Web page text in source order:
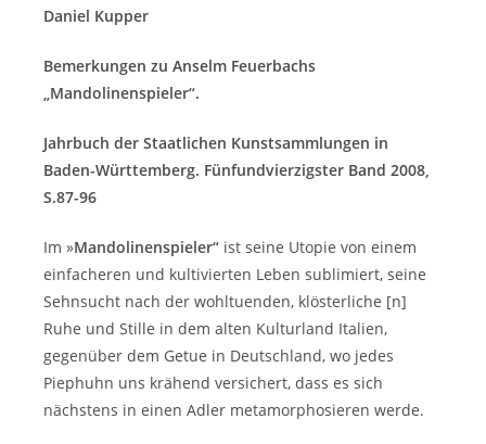
Daniel Kupper
Bemerkungen zu Anselm Feuerbachs
„Mandolinenspieler“.
Jahrbuch der Staatlichen Kunstsammlungen in
Baden-Württemberg. Fünfundvierzigster Band 2008,
S.87-96
Im »Mandolinenspieler“ ist seine Utopie von einem
einfacheren und kultivierten Leben sublimiert, seine
Sehnsucht nach der wohltuenden, klösterliche [n]
Ruhe und Stille in dem alten Kulturland Italien,
gegenüber dem Getue in Deutschland, wo jedes
Piephuhn uns krähend versichert, dass es sich
nächstens in einen Adler metamorphosieren werde.